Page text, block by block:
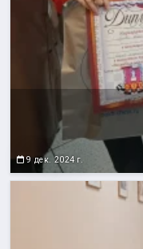
9 дек. 2024 г.